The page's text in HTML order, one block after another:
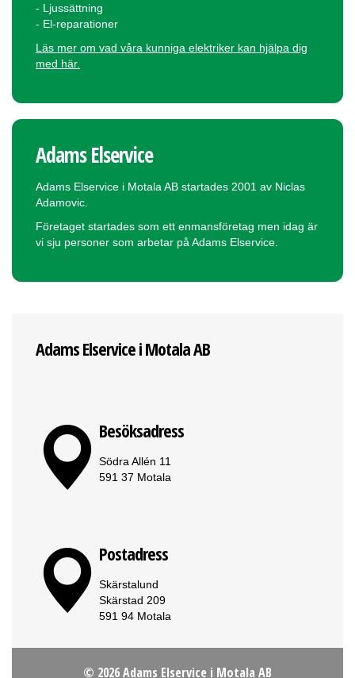
- Ljussättning
- El-reparationer
Läs mer om vad våra kunniga elektriker kan hjälpa dig
med här.
Adams Elservice
Adams Elservice i Motala AB startades 2001 av Niclas
Adamovic.
Företaget startades som ett enmansföretag men idag är
vi sju personer som arbetar på Adams Elservice.
Adams Elservice i Motala AB
Besöksadress
Södra Allén 11
591 37 Motala
Postadress
Skärstalund
Skärstad 209
591 94 Motala
© 2026 Adams Elservice i Motala AB